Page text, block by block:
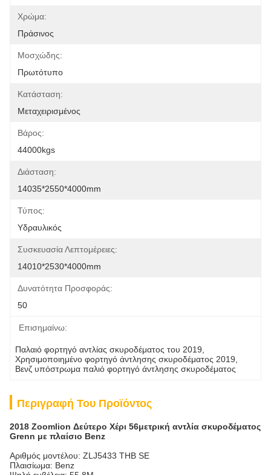
Χρώμα:
Πράσινος
Μοσχώδης:
Πρωτότυπο
Κατάσταση:
Μεταχειρισμένος
Βάρος:
44000kgs
Διάσταση:
14035*2550*4000mm
Τύπος:
Υδραυλικός
Συσκευασία Λεπτομέρειες:
14010*2530*4000mm
Δυνατότητα Προσφοράς:
50
Επισημαίνω:
Παλαιό φορτηγό αντλίας σκυροδέματος του 2019
Χρησιμοποιημένο φορτηγό άντλησης σκυροδέματος 2019
Βενζ υπόστρωμα παλιό φορτηγό άντλησης σκυροδέματος
Περιγραφή Του Προϊόντος
2018 Zoomlion Δεύτερο Χέρι 56μετρική αντλία σκυροδέματος
Grenn με πλαίσιο Benz
Αριθμός μοντέλου: ZLJ5433 THB SE
Πλαισίωμα: Benz